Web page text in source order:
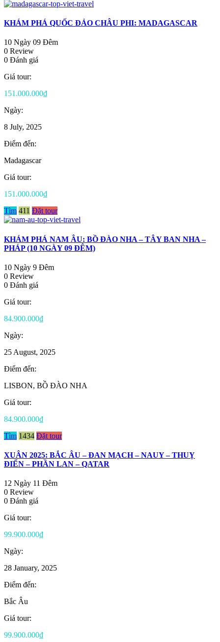
KHÁM PHÁ QUỐC ĐẢO CHÂU PHI: MADAGASCAR
10 Ngày 09 Đêm
0 Review
0 Đánh giá
Giá tour:
151.000.000₫
Ngày:
8 July, 2025
Điểm đến:
Madagascar
Giá tour:
151.000.000₫
Tìm 411 Đặt tour
KHÁM PHÁ NAM ÂU: BỒ ĐÀO NHA – TÂY BAN NHA –
PHÁP (10 NGÀY 09 ĐÊM)
10 Ngày 9 Đêm
0 Review
0 Đánh giá
Giá tour:
84.900.000₫
Ngày:
25 August, 2025
Điểm đến:
LISBON, BỒ ĐÀO NHA
Giá tour:
84.900.000₫
Tìm 1434 Đặt tour
XUÂN 2025: BẮC ÂU – ĐAN MẠCH – NAUY – THUỴ
ĐIỂN – PHẦN LAN – QATAR
12 Ngày 11 Đêm
0 Review
0 Đánh giá
Giá tour:
99.900.000₫
Ngày:
28 January, 2025
Điểm đến:
Bắc Âu
Giá tour:
99.900.000₫